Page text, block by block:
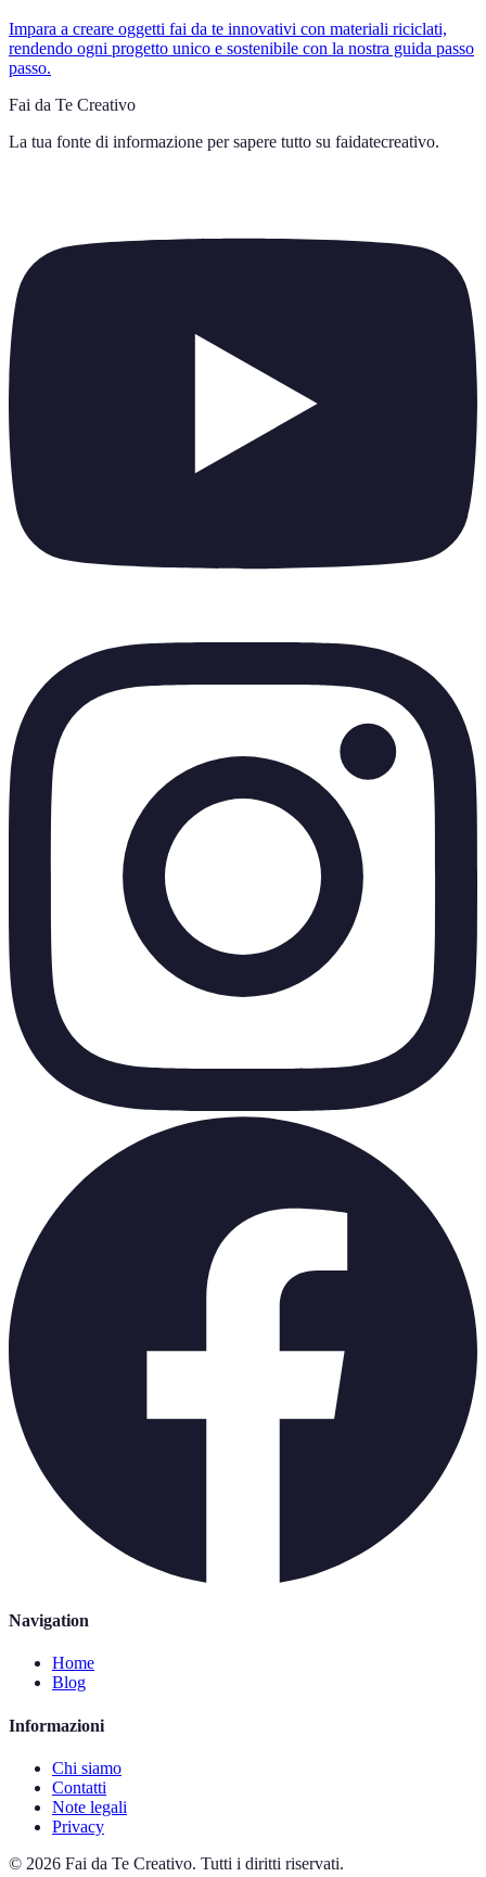
Impara a creare oggetti fai da te innovativi con materiali riciclati,
rendendo ogni progetto unico e sostenibile con la nostra guida passo
passo.
Fai da Te Creativo
La tua fonte di informazione per sapere tutto su faidatecreativo.
Navigation
Home
Blog
Informazioni
Chi siamo
Contatti
Note legali
Privacy
© 2026 Fai da Te Creativo. Tutti i diritti riservati.